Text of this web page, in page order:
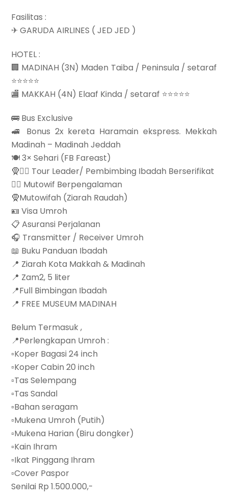
Fasilitas :
✈ GARUDA AIRLINES ( JED JED )
HOTEL :
🏢 MADINAH (3N) Maden Taiba / Peninsula / setaraf
⭐⭐⭐⭐⭐
🏬 MAKKAH (4N) Elaaf Kinda / setaraf ⭐⭐⭐⭐⭐
🚌 Bus Exclusive
🚅 Bonus 2x kereta Haramain ekspress. Mekkah
Madinah – Madinah Jeddah
🍽 3× Sehari (FB Fareast)
🧕👳‍♀ Tour Leader/ Pembimbing Ibadah Berserifikat
👳‍♀ Mutowif Berpengalaman
🧕Mutowifah (Ziarah Raudah)
🪪 Visa Umroh
📋 Asuransi Perjalanan
🎧 Transmitter / Receiver Umroh
📖 Buku Panduan Ibadah
📍 Ziarah Kota Makkah & Madinah
📍 Zam2, 5 liter
📍Full Bimbingan Ibadah
📍 FREE MUSEUM MADINAH
Belum Termasuk ,
📍Perlengkapan Umroh :
▫Koper Bagasi 24 inch
▫Koper Cabin 20 inch
▫Tas Selempang
▫Tas Sandal
▫Bahan seragam
▫Mukena Umroh (Putih)
▫Mukena Harian (Biru dongker)
▫Kain Ihram
▫Ikat Pinggang Ihram
▫Cover Paspor
Senilai Rp 1.500.000,-